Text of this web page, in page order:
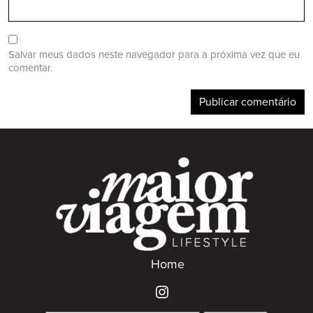
Salvar meus dados neste navegador para a próxima vez que eu
comentar.
Home